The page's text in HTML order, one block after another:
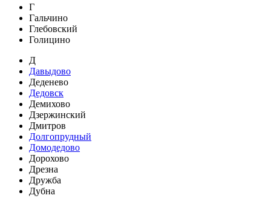
Г
Гальчино
Глебовский
Голицино
Д
Давыдово
Деденево
Дедовск
Демихово
Дзержинский
Дмитров
Долгопрудный
Домодедово
Дорохово
Дрезна
Дружба
Дубна